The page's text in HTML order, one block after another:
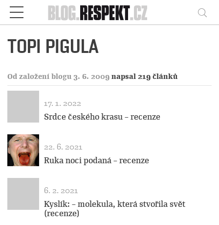
Respekt
TOPI PIGULA
Od založení blogu 3. 6. 2009 napsal 219 článků
17. 1. 2022
Srdce českého krasu – recenze
22. 6. 2021
Ruka noci podaná – recenze
6. 2. 2021
Kyslík: – molekula, která stvořila svět
(recenze)